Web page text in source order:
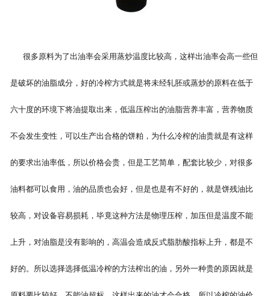
很多原料为了出油率会采用蒸炒温度比较高，这样出油率会高一些但
是破坏的油脂成分，好的冷榨方式就是将未经轧胚或蒸炒的原料在低于
六十度的环境下将油提取出来，低温压榨出的油脂营养丰富，营养物质
不会发生变性，可以生产出合格的饼粕，为什么冷榨的油贵就是有这样
的要求出油率低，所以价格会贵，但是工艺简单，配套比较少，对很多
油料都可以食用，油的品质也会好，但是也是有不好的，就是饼残油比
较高，对设备容易损耗，毕竟这种方法是物理压榨，加压但是温度不能
上升，对油脂是没有影响的，高温会造成反式脂肪酸指标上升，都是不
好的。所以选择选择低温冷榨的方法榨出的油，另外一种贵的原因就是